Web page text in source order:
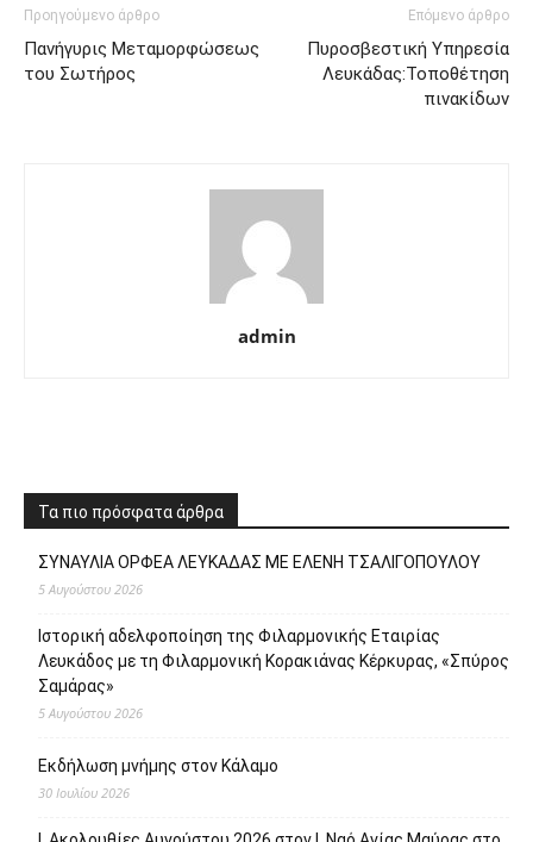
Προηγούμενο άρθρο
Πανήγυρις Μεταμορφώσεως
του Σωτήρος
Επόμενο άρθρο
Πυροσβεστική Υπηρεσία
Λευκάδας:Τοποθέτηση
πινακίδων
admin
Τα πιο πρόσφατα άρθρα
ΣΥΝΑΥΛΙΑ ΟΡΦΕΑ ΛΕΥΚΑΔΑΣ ΜΕ ΕΛΕΝΗ ΤΣΑΛΙΓΟΠΟΥΛΟΥ
5 Αυγούστου 2026
Ιστορική αδελφοποίηση της Φιλαρμονικής Εταιρίας
Λευκάδος με τη Φιλαρμονική Κορακιάνας Κέρκυρας, «Σπύρος
Σαμάρας»
5 Αυγούστου 2026
Εκδήλωση μνήμης στον Κάλαμο
30 Ιουλίου 2026